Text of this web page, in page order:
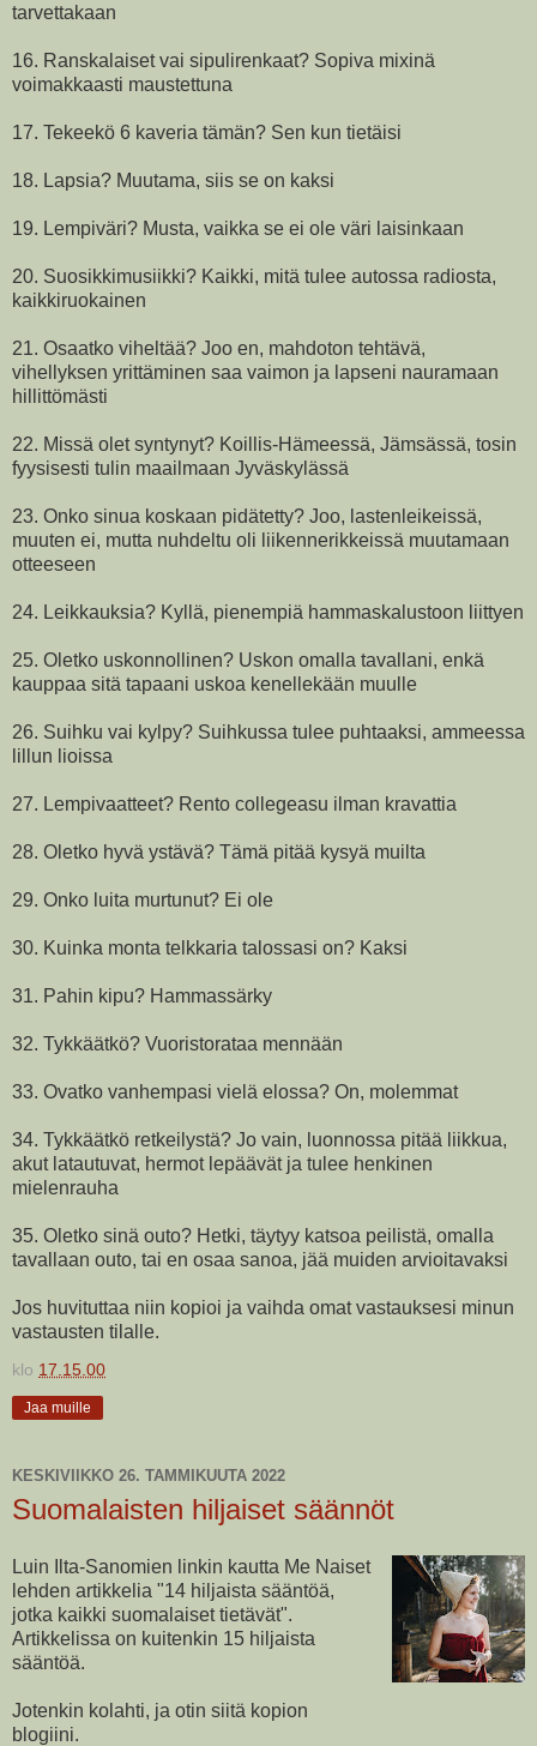
tarvettakaan
16. Ranskalaiset vai sipulirenkaat? Sopiva mixinä
voimakkaasti maustettuna
17. Tekeekö 6 kaveria tämän? Sen kun tietäisi
18. Lapsia? Muutama, siis se on kaksi
19. Lempiväri? Musta, vaikka se ei ole väri laisinkaan
20. Suosikkimusiikki? Kaikki, mitä tulee autossa radiosta,
kaikkiruokainen
21. Osaatko viheltää? Joo en, mahdoton tehtävä,
vihellyksen yrittäminen saa vaimon ja lapseni nauramaan
hillittömästi
22. Missä olet syntynyt? Koillis-Hämeessä, Jämsässä, tosin
fyysisesti tulin maailmaan Jyväskylässä
23. Onko sinua koskaan pidätetty? Joo, lastenleikeissä,
muuten ei, mutta nuhdeltu oli liikennerikkeissä muutamaan
otteeseen
24. Leikkauksia? Kyllä, pienempiä hammaskalustoon liittyen
25. Oletko uskonnollinen? Uskon omalla tavallani, enkä
kauppaa sitä tapaani uskoa kenellekään muulle
26. Suihku vai kylpy? Suihkussa tulee puhtaaksi, ammeessa
lillun lioissa
27. Lempivaatteet? Rento collegeasu ilman kravattia
28. Oletko hyvä ystävä? Tämä pitää kysyä muilta
29. Onko luita murtunut? Ei ole
30. Kuinka monta telkkaria talossasi on? Kaksi
31. Pahin kipu? Hammassärky
32. Tykkäätkö? Vuoristorataa mennään
33. Ovatko vanhempasi vielä elossa? On, molemmat
34. Tykkäätkö retkeilystä? Jo vain, luonnossa pitää liikkua,
akut latautuvat, hermot lepäävät ja tulee henkinen
mielenrauha
35. Oletko sinä outo? Hetki, täytyy katsoa peilistä, omalla
tavallaan outo, tai en osaa sanoa, jää muiden arvioitavaksi
Jos huvituttaa niin kopioi ja vaihda omat vastauksesi minun
vastausten tilalle.
klo 17.15.00
Jaa muille
KESKIVIIKKO 26. TAMMIKUUTA 2022
Suomalaisten hiljaiset säännöt
Luin Ilta-Sanomien linkin kautta Me Naiset
lehden artikkelia "14 hiljaista sääntöä,
jotka kaikki suomalaiset tietävät".
Artikkelissa on kuitenkin 15 hiljaista
sääntöä.
Jotenkin kolahti, ja otin siitä kopion
blogiini.